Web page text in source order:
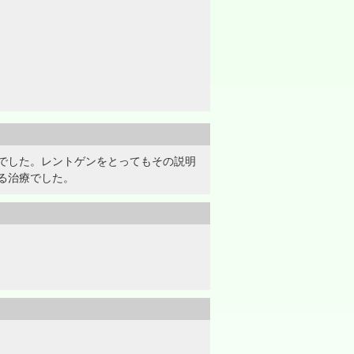
した。レントゲンをとってもその説明
療でした。